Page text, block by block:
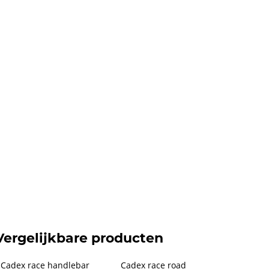
producten
Cadex race handlebar Cadex race road